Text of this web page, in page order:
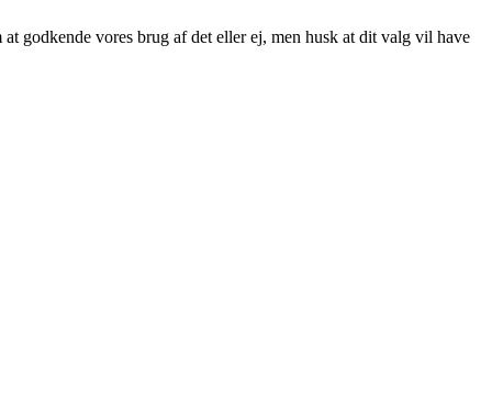
godkende vores brug af det eller ej, men husk at dit valg vil have